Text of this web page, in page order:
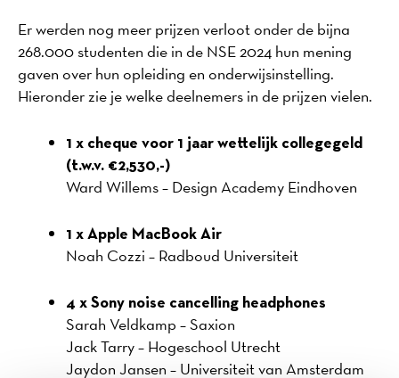
Er werden nog meer prijzen verloot onder de bijna
268.000 studenten die in de NSE 2024 hun mening
gaven over hun opleiding en onderwijsinstelling.
Hieronder zie je welke deelnemers in de prijzen vielen.
1 x cheque voor 1 jaar wettelijk collegegeld
(t.w.v. €2,530,-)
Ward Willems – Design Academy Eindhoven
1 x Apple MacBook Air
Noah Cozzi – Radboud Universiteit
4 x Sony noise cancelling headphones
Sarah Veldkamp – Saxion
Jack Tarry – Hogeschool Utrecht
Jaydon Jansen – Universiteit van Amsterdam